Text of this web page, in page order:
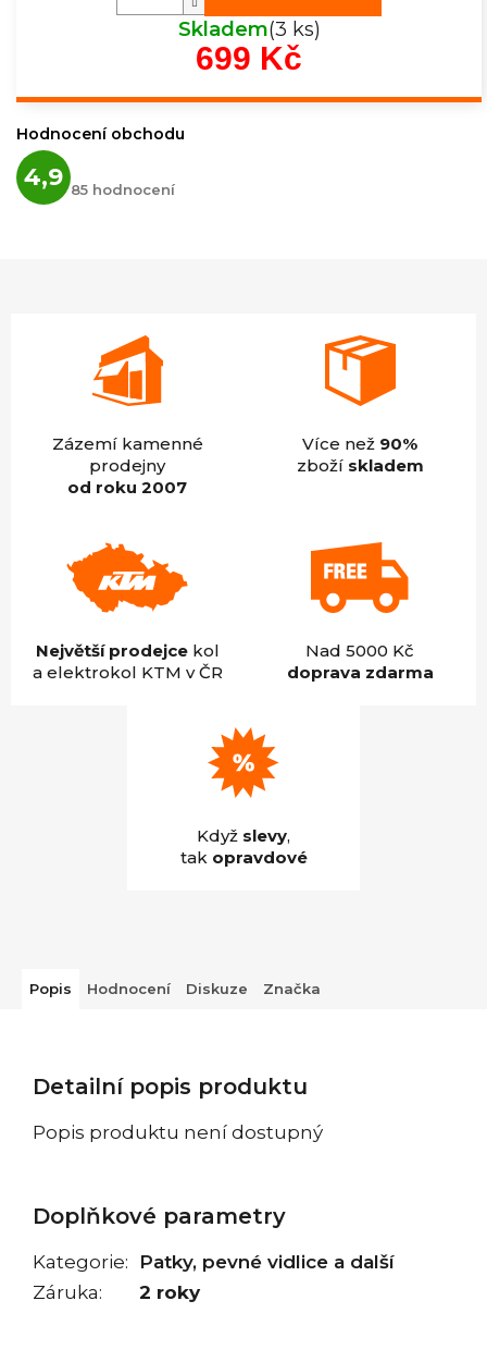
Skladem(3 ks)
699 Kč
Hodnocení obchodu
4,9 hodnocení
obchodu
85 hodnocení
Zázemí kamenné
prodejny
od roku 2007
Více než 90%
zboží skladem
Největší prodejcekol
a elektrokol KTM v ČR
Nad 5000 Kč
doprava zdarma
Když slevy,
tak opravdové
Popis Hodnocení Diskuze Značka
Detailní popis produktu
Popis produktu není dostupný
Doplňkové parametry
Kategorie:
Patky, pevné vidlice a další
Záruka: 2 roky